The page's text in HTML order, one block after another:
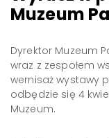
Muzeum
Dyrektor Muzeum
wraz z zespołem
wernisaż wystawy
odbędzie się 4
Muzeum.